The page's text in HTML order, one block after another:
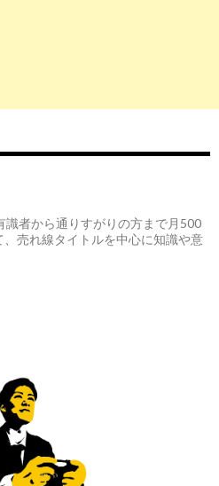
識者から通りすがりの方まで月500
売れ線タイトルを中心に知識や意